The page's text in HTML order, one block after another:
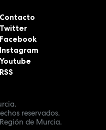
reservados.
de Murcia.
Contacto
Twitter
Facebook
Instagram
Youtube
RSS